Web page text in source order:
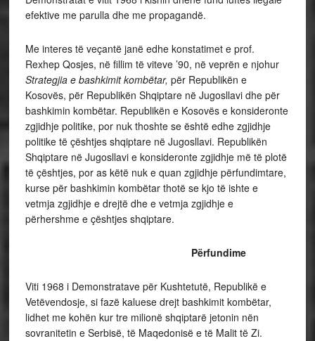
efektive me parulla dhe me propagandë.
Me interes të veçantë janë edhe konstatimet e prof.
Rexhep Qosjes, në fillim të viteve ’90, në veprën e njohur
Strategjia e bashkimit kombëtar, për Republikën e
Kosovës, për Republikën Shqiptare në Jugosllavi dhe për
bashkimin kombëtar. Republikën e Kosovës e konsideronte
zgjidhje politike, por nuk thoshte se është edhe zgjidhje
politike të çështjes shqiptare në Jugosllavi. Republikën
Shqiptare në Jugosllavi e konsideronte zgjidhje më të plotë
të çështjes, por as këtë nuk e quan zgjidhje përfundimtare,
kurse për bashkimin kombëtar thotë se kjo të ishte e
vetmja zgjidhje e drejtë dhe e vetmja zgjidhje e
përhershme e çështjes shqiptare.
Përfundime
Viti 1968 i Demonstratave për Kushtetutë, Republikë e
Vetëvendosje, si fazë kaluese drejt bashkimit kombëtar,
lidhet me kohën kur tre milionë shqiptarë jetonin nën
sovranitetin e Serbisë, të Maqedonisë e të Malit të Zi.